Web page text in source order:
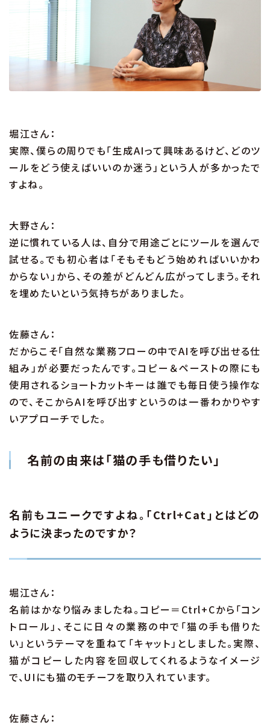
堀江さん：
実際、僕らの周りでも「生成AIって興味あるけど、どのツ
ールをどう使えばいいのか迷う」という人が多かったで
すよね。
大野さん：
逆に慣れている人は、自分で用途ごとにツールを選んで
試せる。でも初心者は「そもそもどう始めればいいかわ
からない」から、その差がどんどん広がってしまう。それ
を埋めたいという気持ちがありました。
佐藤さん：
だからこそ「自然な業務フローの中でAIを呼び出せる仕
組み」が必要だったんです。コピー＆ペーストの際にも
使用されるショートカットキーは誰でも毎日使う操作な
ので、そこからAIを呼び出すというのは一番わかりやす
いアプローチでした。
名前の由来は「猫の手も借りたい」
名前もユニークですよね。「Ctrl+Cat」とはどの
ように決まったのですか？
堀江さん：
名前はかなり悩みましたね。コピー＝Ctrl+Cから「コン
トロール」、そこに日々の業務の中で「猫の手も借りた
い」というテーマを重ねて「キャット」としました。実際、
猫がコピーした内容を回収してくれるようなイメージ
で、UIにも猫のモチーフを取り入れています。
佐藤さん：